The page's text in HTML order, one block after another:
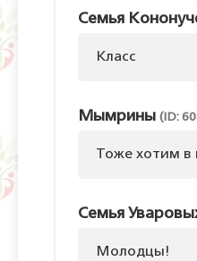
Семья
Класс
Мымрины (ID:
Тоже хотим в
Семья
Молодцы!